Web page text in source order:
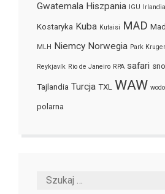
Gwatemala Hiszpania IGU Irlandia
Kostaryka Kuba Kutaisi MAD
MLH Niemcy Norwegia Park
Reykjavík Rio de Janeiro RPA safari
Tajlandia Turcja TXL WAW
polarna